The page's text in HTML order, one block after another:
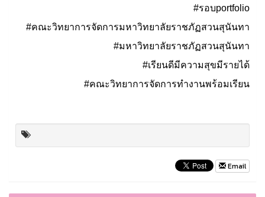
#รอบportfolio
#คณะวิทยาการจัดการมหาวิทยาลัยราชภัฏสวนสุนันทา
#มหาวิทยาลัยราชภัฏสวนสุนันทา
#เรียนดีมีความสุขมีรายได้
#คณะวิทยาการจัดการทำงานพร้อมเรียน
Email